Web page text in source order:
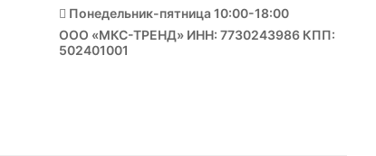
Понедельник-пятница 10:00-18:00
ООО «МКС-ТРЕНД» ИНН: 7730243986 КПП:
502401001